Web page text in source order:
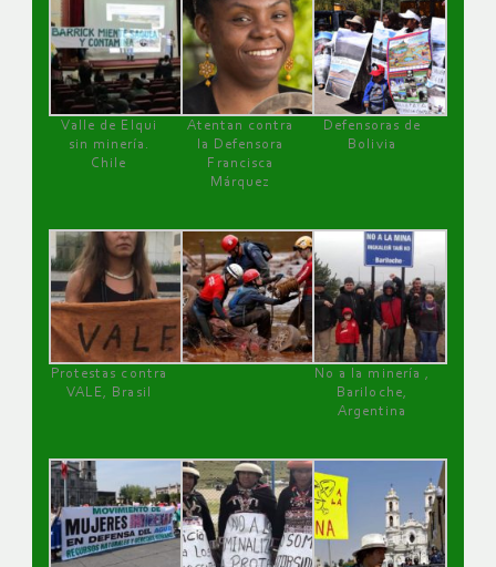
Valle de Elqui
sin minería.
Chile
Atentan contra
la Defensora
Francisca
Márquez
Defensoras de
Bolivia
Protestas contra
VALE, Brasil
No a la minería ,
Bariloche,
Argentina